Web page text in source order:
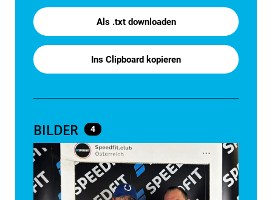
Als .txt downloaden
Ins Clipboard kopieren
BILDER 4